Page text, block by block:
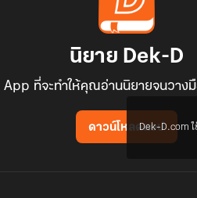
นิยาย Dek-D
App ที่จะทำให้คุณอ่านนิยายจนวาง
ดาวน์โหลดแอป
Dek-D.com